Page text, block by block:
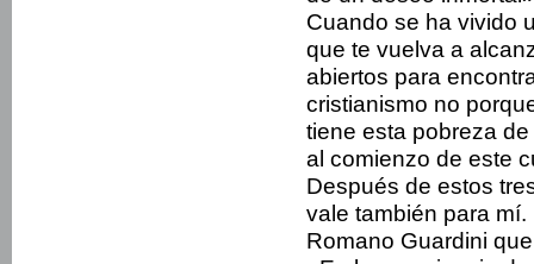
Cuando se ha vivido
que te vuelva a
abiertos para
cristianismo no
tiene esta pobreza
al comienzo de este
Después de estos
vale también para
Romano Guardini